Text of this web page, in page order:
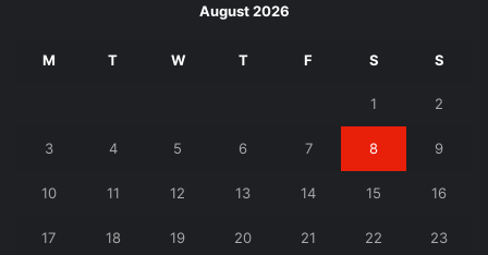
August 2026
M T W T F S S
1 2
3 4 5 6 7 8 9
10 11 12 13 14 15 16
17 18 19 20 21 22 23